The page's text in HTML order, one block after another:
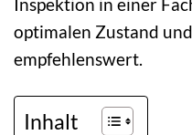
optimalen Zustand
empfehlenswert.
Inhalt